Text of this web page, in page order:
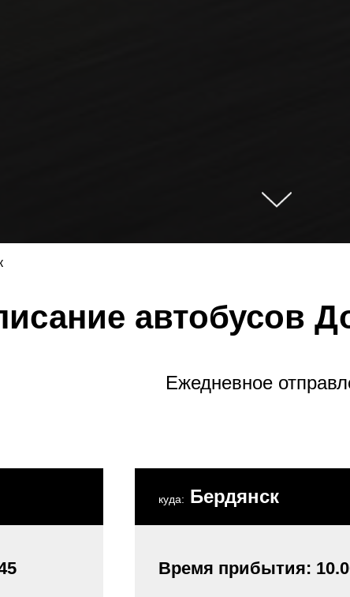
автобусов
Ежедневное
куда: Бердянск
Время прибытия: